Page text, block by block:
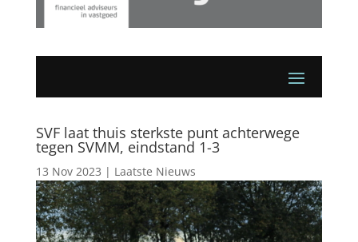
SVF laat thuis sterkste punt achterwege
tegen SVMM, eindstand 1-3
13 Nov 2023 | Laatste Nieuws